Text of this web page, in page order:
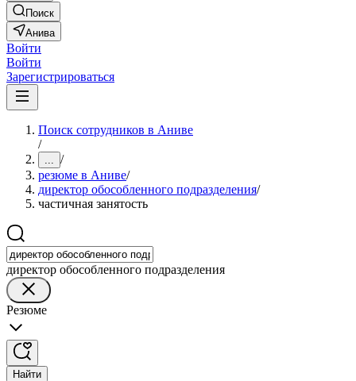
Поиск
Анива
Войти
Войти
Зарегистрироваться
Поиск сотрудников в Аниве
/
... /
резюме в Аниве/
директор обособленного подразделения/
частичная занятость
директор обособленного подразделения
Резюме
Найти